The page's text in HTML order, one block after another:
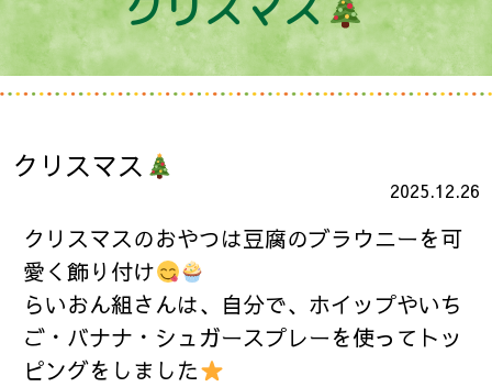
クリスマス
2025.12.26
クリスマスのおやつは豆腐のブラウニーを可
愛く飾り付け
らいおん組さんは、自分で、ホイップやいち
ご・バナナ・シュガースプレーを使ってトッ
ピングをしました